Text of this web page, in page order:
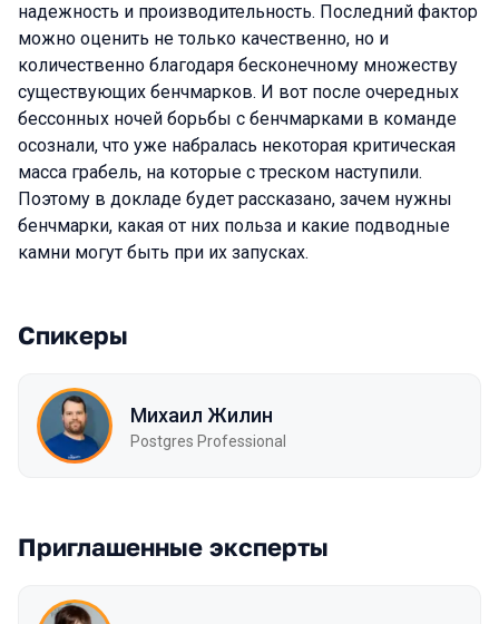
надежность и производительность. Последний фактор
можно оценить не только качественно, но и
количественно благодаря бесконечному множеству
существующих бенчмарков. И вот после очередных
бессонных ночей борьбы с бенчмарками в команде
осознали, что уже набралась некоторая критическая
масса грабель, на которые с треском наступили.
Поэтому в докладе будет рассказано, зачем нужны
бенчмарки, какая от них польза и какие подводные
камни могут быть при их запусках.
Спикеры
Михаил Жилин
Postgres Professional
Приглашенные эксперты